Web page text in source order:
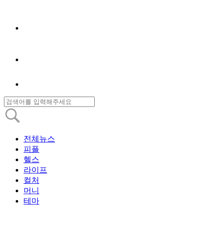
전체뉴스
피플
헬스
라이프
컬처
머니
테마